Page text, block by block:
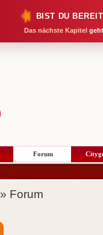
BIST DU
Das nächste Kapitel
Forum
» Forum